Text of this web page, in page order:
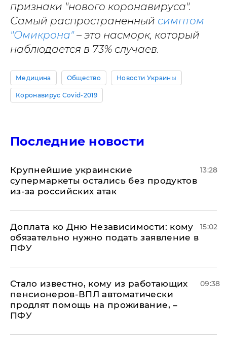
признаки "нового коронавируса".
Самый распространенный симптом
"Омикрона"– это насморк, который
наблюдается в 73% случаев.
Медицина Общество Новости Украины
Коронавирус Covid-2019
Последние новости
Крупнейшие украинские
супермаркеты остались без продуктов
из-за российских атак
13:28
Доплата ко Дню Независимости: кому
обязательно нужно подать заявление в
ПФУ
15:02
Стало известно, кому из работающих
пенсионеров-ВПЛ автоматически
продлят помощь на проживание, –
ПФУ
09:38